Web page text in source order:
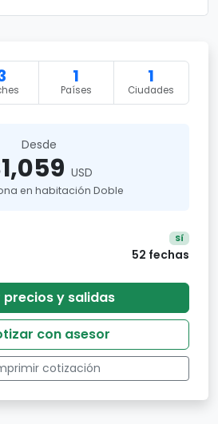
1
Países
1
Ciudades
Desde
USD
en habitación Doble
Sí
52 fechas
precios y salidas
con asesor
cotización